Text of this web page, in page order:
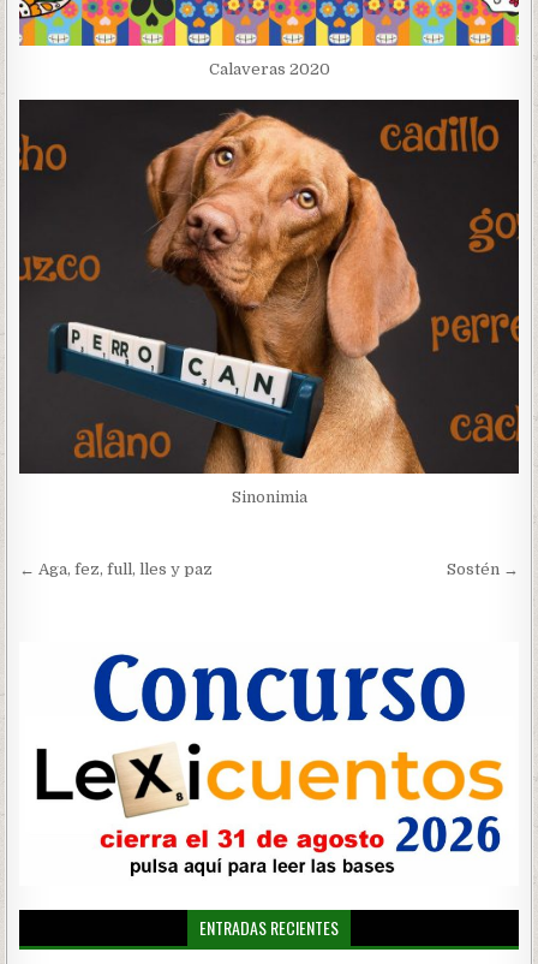
Calaveras 2020
Sinonimia
Navegación
← Aga, fez, full, lles y paz Sostén →
ENTRADAS RECIENTES